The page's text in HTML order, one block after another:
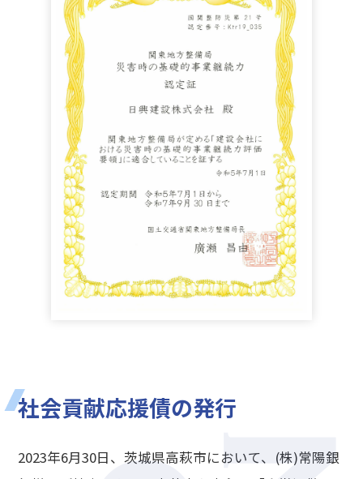
社会貢献応援債の発行
2023年6月30日、茨城県高萩市において、(株)常陽銀